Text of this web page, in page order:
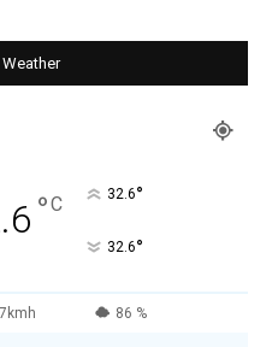
°C 32.6°
32.6°
86 %